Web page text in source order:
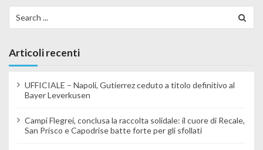
Articoli recenti
UFFICIALE – Napoli, Gutierrez ceduto a titolo definitivo al
Bayer Leverkusen
Campi Flegrei, conclusa la raccolta solidale: il cuore di Recale,
San Prisco e Capodrise batte forte per gli sfollati